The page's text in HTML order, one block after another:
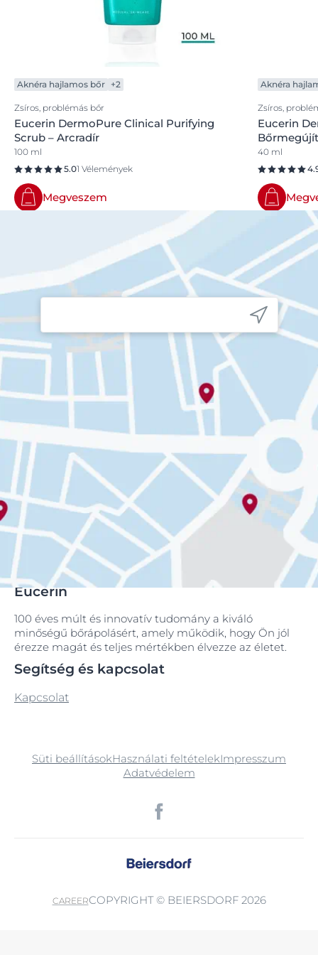
SPF50+ terméket.
Aknéra hajlamos bőr +2
Zsíros, problémás bőr
Eucerin DermoPure Clinical Purifying
Scrub – Arcradír
100 ml
5.01 Vélemények
Megveszem
Aknéra
Zsíros,
Eucerin
40 ml
Eucerin
100 éves múlt és innovatív tudomány a kiváló
minőségű bőrápolásért, amely működik, hogy Ön jól
érezze magát és teljes mértékben élvezze az életet.
Segítség és kapcsolat
Kapcsolat
Süti beállításokHasználati feltételekImpresszum
Adatvédelem
CAREERCOPYRIGHT © BEIERSDORF 2026